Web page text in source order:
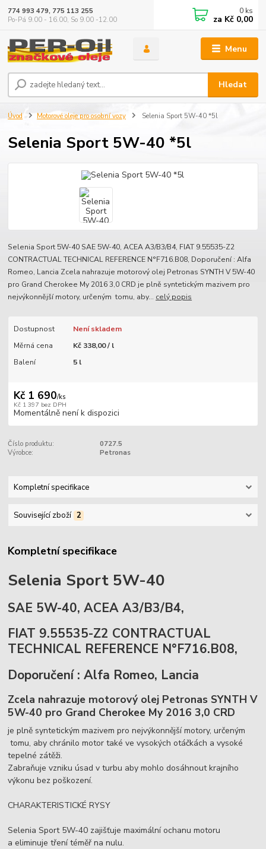
Menu
Hledat
774 993 479, 775 113 255
Po-Pá 9.00 - 16.00, So 9.00 -12.00
0 ks
za Kč 0,00
Úvod Motorové oleje pro osobní vozy Selenia Sport 5W-40 *5l
Selenia Sport 5W-40 *5l
Selenia Sport 5W-40 SAE 5W-40, ACEA A3/B3/B4, FIAT 9.55535-Z2
CONTRACTUAL TECHNICAL REFERENCE N°F716.B08, Doporučení : Alfa
Romeo, Lancia Zcela nahrazuje motorový olej Petronas SYNTH V 5W-40
pro Grand Cherokee My 2016 3,0 CRD je plně syntetickým mazivem pro
nejvýkonnější motory, určeným tomu, aby... celý popis
Dostupnost
Není skladem
Měrná cena
Kč 338,00 / l
Balení
5 l
Kč 1 690/ks
Kč 1 397 bez DPH
Momentálně není k dispozici
Číslo produktu:
0727.5
Výrobce:
Petronas
Kompletní specifikace
Související zboží 2
Kompletní specifikace
Selenia Sport 5W-40
SAE 5W-40, ACEA A3/B3/B4,
FIAT 9.55535-Z2 CONTRACTUAL
TECHNICAL REFERENCE N°F716.B08,
Doporučení : Alfa Romeo, Lancia
Zcela nahrazuje motorový olej Petronas SYNTH V
5W-40 pro Grand Cherokee My 2016 3,0 CRD
je plně syntetickým mazivem pro nejvýkonnější motory, určeným
tomu, aby chránilo motor také ve vysokých otáčkách a vysoké
tepelné zátěži.
Zabraňuje vzniku úsad v turbu aby mohlo dosáhnout krajního
výkonu bez poškození.
CHARAKTERISTICKÉ RYSY
Selenia Sport 5W-40 zajišťuje maximální ochanu motoru
a eliminuje tření téměř na nulu.